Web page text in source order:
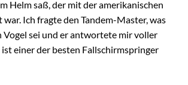
Helm saß, der mit der amerikanischen
war. Ich fragte den Tandem-Master, was
Vogel sei und er antwortete mir voller
ist einer der besten Fallschirmspringer